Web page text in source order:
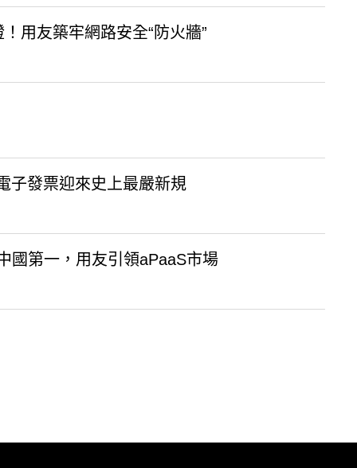
用友築牢網路安全“防火牆”
子發票迎來史上最嚴新規
國第一，用友引領aPaaS市場